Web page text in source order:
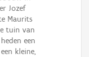
Jozef
Maurits
tuin van
een
kleine,